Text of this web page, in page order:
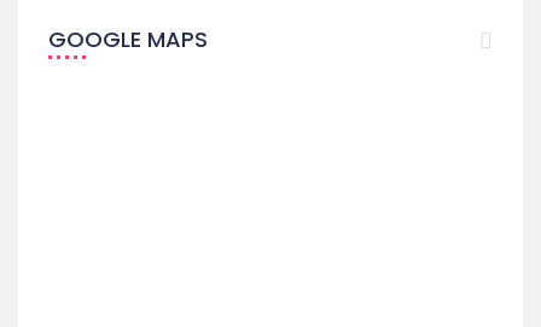
GOOGLE MAPS